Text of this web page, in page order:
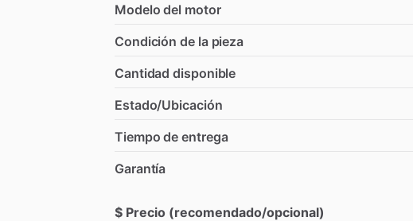
Modelo del motor
Condición de la pieza
Cantidad disponible
Estado/Ubicación
Tiempo de entrega
Garantía
$ Precio (recomendado/opcional)